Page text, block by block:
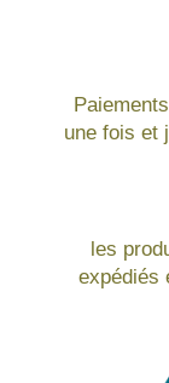
une fois et
les
expédiés